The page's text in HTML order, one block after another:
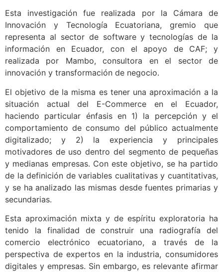
Esta investigación fue realizada por la Cámara de
Innovación y Tecnología Ecuatoriana, gremio que
representa al sector de software y tecnologías de la
información en Ecuador, con el apoyo de CAF; y
realizada por Mambo, consultora en el sector de
innovación y transformación de negocio.
El objetivo de la misma es tener una aproximación a la
situación actual del E-Commerce en el Ecuador,
haciendo particular énfasis en 1) la percepción y el
comportamiento de consumo del público actualmente
digitalizado; y 2) la experiencia y principales
motivadores de uso dentro del segmento de pequeñas
y medianas empresas. Con este objetivo, se ha partido
de la definición de variables cualitativas y cuantitativas,
y se ha analizado las mismas desde fuentes primarias y
secundarias.
Esta aproximación mixta y de espíritu exploratoria ha
tenido la finalidad de construir una radiografía del
comercio electrónico ecuatoriano, a través de la
perspectiva de expertos en la industria, consumidores
digitales y empresas. Sin embargo, es relevante afirmar